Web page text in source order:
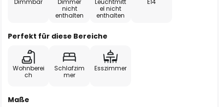
Dimmbar
Dimmer
nicht
enthalten
Leuchtmitt
el nicht
enthalten
E14
Perfekt für diese Bereiche
Wohnberei
ch
Schlafzim
mer
Esszimmer
Maße